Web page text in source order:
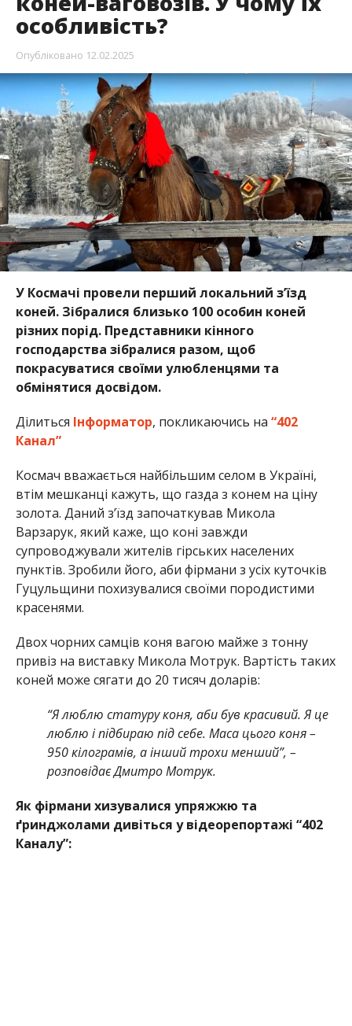
особливість?
Опубліковано 12.02.2025
У Космачі провели перший локальний з’їзд
коней. Зібралися близько 100 особин коней
різних порід. Представники кінного
господарства зібралися разом, щоб
покрасуватися своїми улюбленцями та
обмінятися досвідом.
Ділиться Інформатор, покликаючись на “402
Канал”
Космач вважається найбільшим селом в Україні,
втім мешканці кажуть, що газда з конем на ціну
золота. Даний з’їзд започаткував Микола
Варзарук, який каже, що коні завжди
супроводжували жителів гірських населених
пунктів. Зробили його, аби фірмани з усіх куточків
Гуцульщини похизувалися своїми породистими
красенями.
Двох чорних самців коня вагою майже з тонну
привіз на виставку Микола Мотрук. Вартість таких
коней може сягати до 20 тисяч доларів:
“Я люблю статуру коня, аби був красивий. Я це
люблю і підбираю під себе. Маса цього коня –
950 кілограмів, а інший трохи менший”, –
розповідає Дмитро Мотрук.
Як фірмани хизувалися упряжжю та
ґринджолами дивіться у відеорепортажі “402
Каналу”: